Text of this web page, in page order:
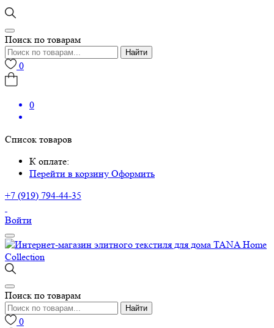
Поиск по товарам
Найти
0
0
Список товаров
К оплате:
Перейти в корзину Оформить
+7 (919) 794-44-35
Войти
Поиск по товарам
Найти
0